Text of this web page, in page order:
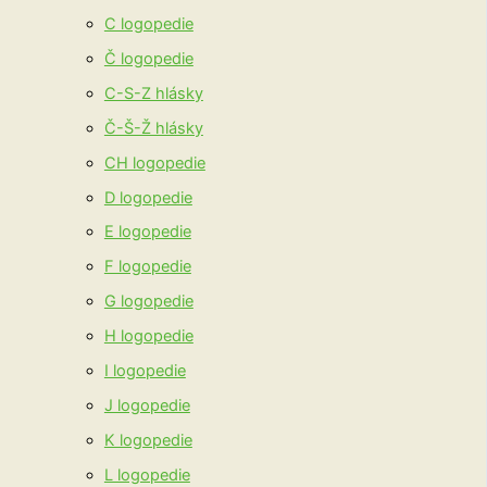
C logopedie
Č logopedie
C-S-Z hlásky
Č-Š-Ž hlásky
CH logopedie
D logopedie
E logopedie
F logopedie
G logopedie
H logopedie
I logopedie
J logopedie
K logopedie
L logopedie